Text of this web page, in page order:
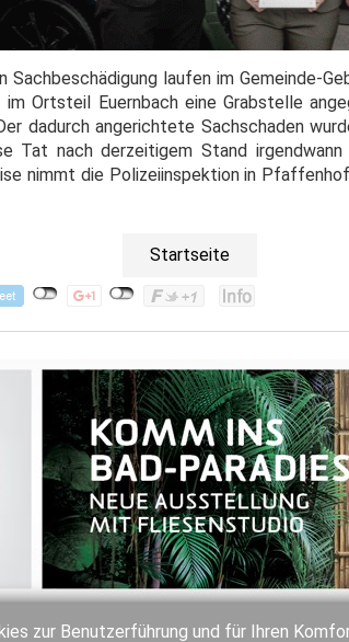
zur Benutzerführung und für Ihren
laufen im Gemeinde-
Ortsteil Euernbach eine Grabstelle
dadurch angerichtete Sachschaden
Tat nach derzeitigem Stand
nimmt die Polizeiinspektion in
Startseite